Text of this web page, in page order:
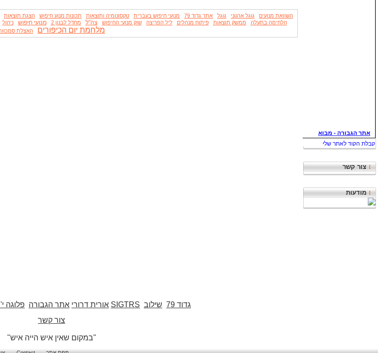
צור קשר
מודעות
השוואת מנועים גוגל ארגוני גוגל אתר גדוד 79 מנועי חיפוש בעברית טקסונומיה ותוצאות תכונות מנוע חיפוש הצגת תוצאות
הלחימה בתעלה ממשק תוצאות פיתוח מנהלים ליל הפריצה שוק מנועי החיפוש צה"ל מחדל לבנון 2 מנועי חיפוש ניהול
מלחמת יום הכיפורים האצלת
גדוד 79 שילוב SIGTRS אורית דרורי אתר הגבורה פלוגה י'
צור קשר
"במקום שאין איש הייה איש"